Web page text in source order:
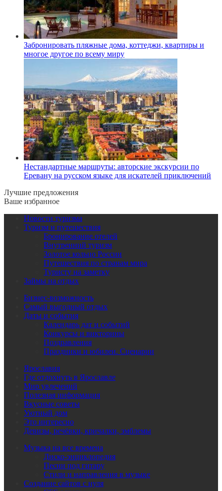
Забронировать пляжные дома, коттеджи, квартиры и
многое другое по всему миру
Нестандартные маршруты: авторские экскурсии по
Еревану на русском языке для искателей приключений
Лучшие предложения
Ваше избранное
Новости туризма
Туризм и путешествия
Бронирование отелей
Внутренний туризм
Золотое кольцо России
Путешествия по странам мира
Туристу на заметку
Займы на отдых
Бизнес-возможность
Самый выгодный отдых
Даты и события
Календарь дат и событий
Конкурсы и викторины
Поздравления
Праздники и юбилеи. Сценарии
Ярославия
Где отдохнуть в Ярославле
Мир увлечений
Полезная информация
Вкусные советы
Уютный дом
Это интересно
Девизы, речёвки, кричалки, эмблемы
Музыка на все времена
Диско-энциклопедия
Песни под гитару
Стили и направления в музыке
Создание сайтов с нуля